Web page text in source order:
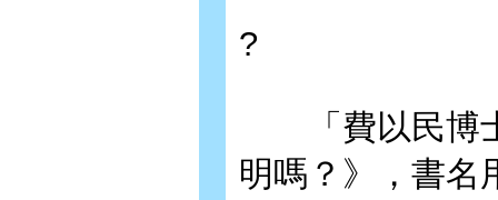
?
「費以民博士
明嗎？》，書名